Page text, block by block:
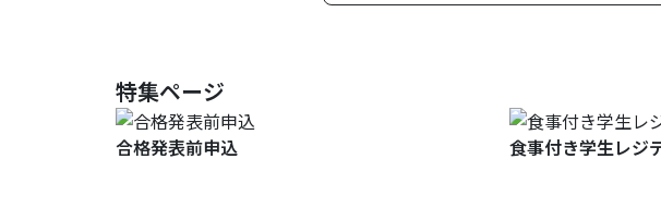
特集ページ
合格発表前申込 食事付き学生レジ